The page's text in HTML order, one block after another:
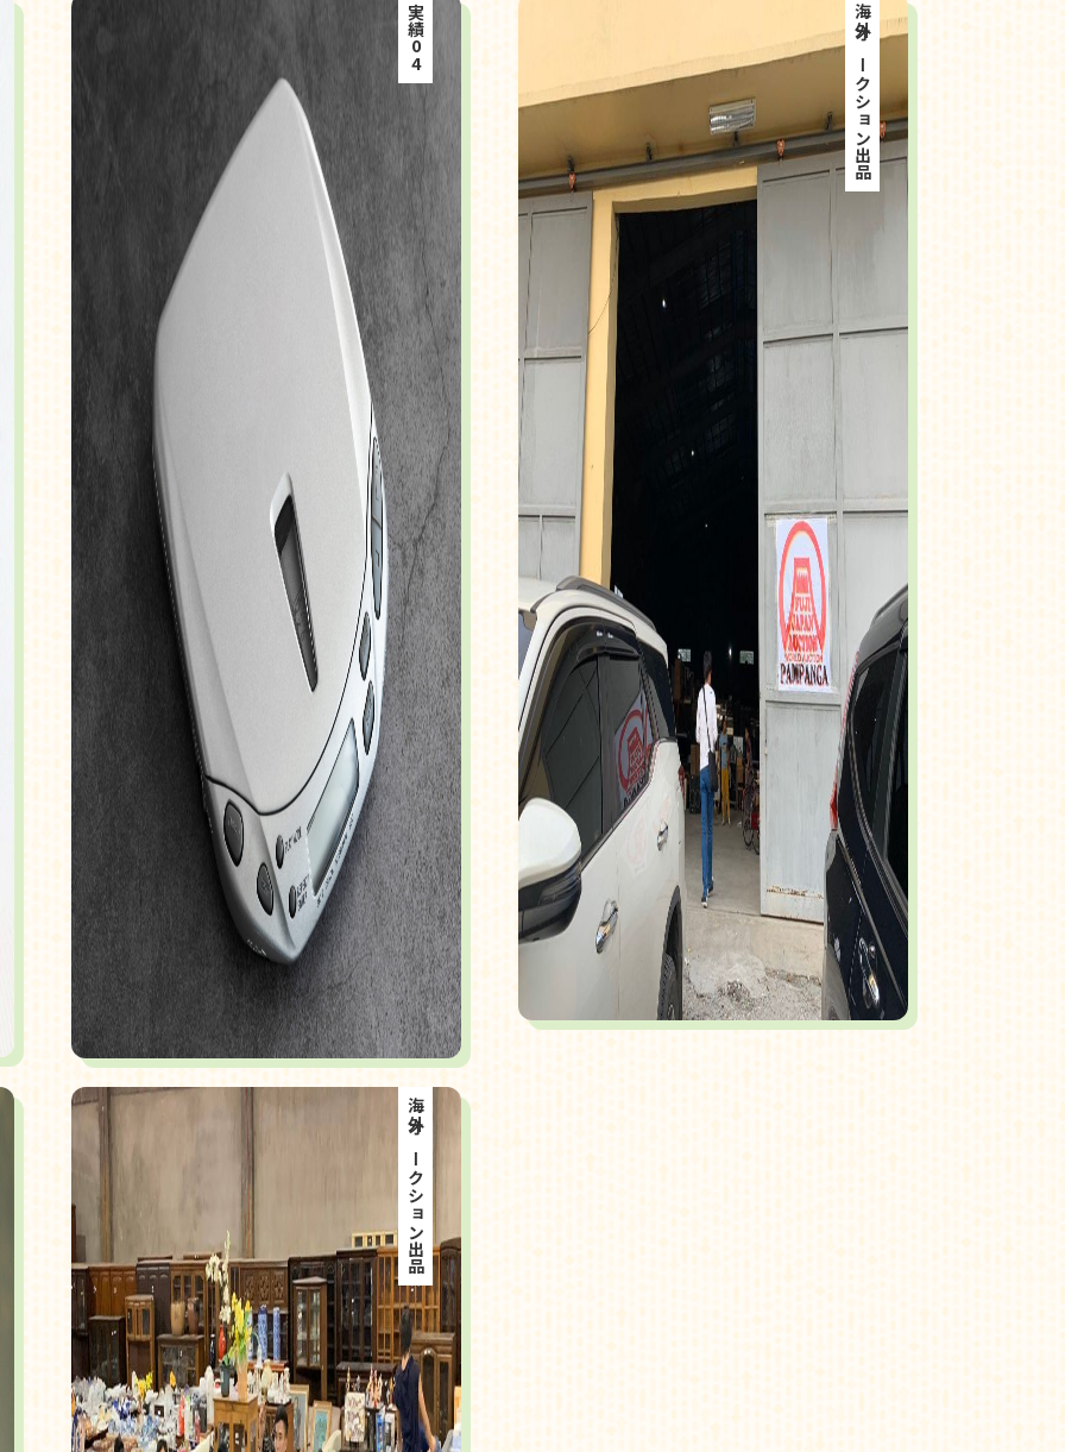
実績04 海外オークション出品
海外オークション出品